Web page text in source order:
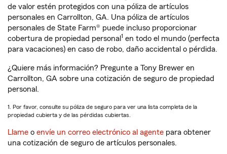
de valor estén protegidos con una póliza de artículos
personales en Carrollton, GA. Una póliza de artículos
personales de State Farm® puede incluso proporcionar
cobertura de propiedad personal 1 en todo el mundo (perfecta
para vacaciones) en caso de robo, daño accidental o pérdida.
¿Quiere más información? Pregunte a Tony Brewer en
Carrollton, GA sobre una cotización de seguro de propiedad
personal.
1. Por favor, consulte su póliza de seguro para ver una lista completa de la
propiedad cubierta y de las pérdidas cubiertas.
Llame o envíe un correo electrónico al agente para obtener
una cotización de seguro de artículos personales.